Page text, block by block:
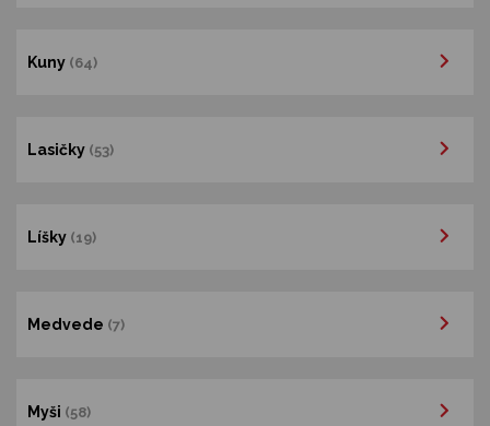
Kuny (64)
Lasičky (53)
Líšky (19)
Medvede (7)
Myši (58)